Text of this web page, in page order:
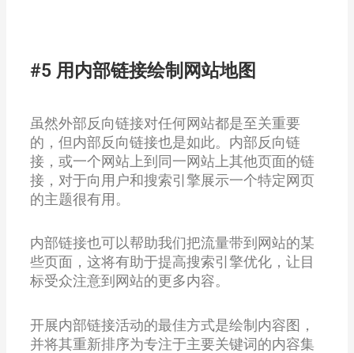
#5 用内部链接绘制网站地图
虽然外部反向链接对任何网站都是至关重要
的，但内部反向链接也是如此。内部反向链
接，或一个网站上到同一网站上其他页面的链
接，对于向用户和搜索引擎展示一个特定网页
的主题很有用。
内部链接也可以帮助我们把流量带到网站的某
些页面，这将有助于提高搜索引擎优化，让目
标受众注意到网站的更多内容。
开展内部链接活动的最佳方式是绘制内容图，
并将其重新排序为专注于主要关键词的内容集